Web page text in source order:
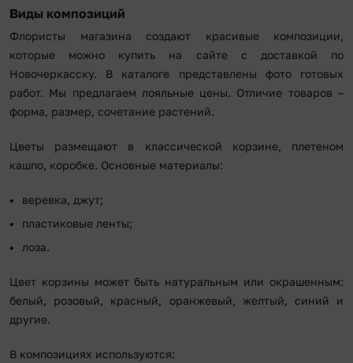
Виды композиций
Флористы магазина создают красивые композиции,
которые можно купить на сайте с доставкой по
Новочеркасску. В каталоге представлены фото готовых
работ. Мы предлагаем лояльные цены. Отличие товаров –
форма, размер, сочетание растений.
Цветы размещают в классической корзине, плетеном
кашпо, коробке. Основные материалы:
веревка, джут;
пластиковые ленты;
лоза.
Цвет корзины может быть натуральным или окрашенным:
белый, розовый, красный, оранжевый, желтый, синий и
другие.
В композициях используются: